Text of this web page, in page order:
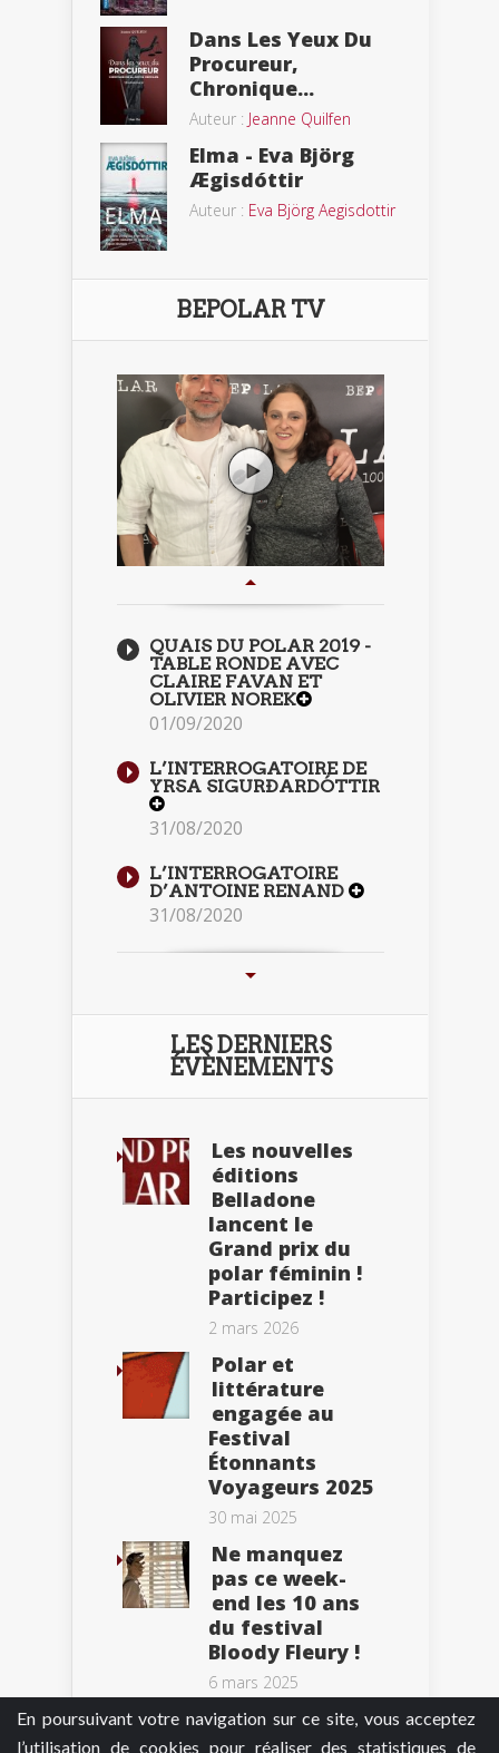
En poursuivant votre navigation sur ce site, vous acceptez
l’utilisation de cookies pour réaliser des statistiques de
Dans Les Yeux Du
Procureur,
Chronique...
Auteur : Jeanne Quilfen
Elma - Eva Björg
Ægisdóttir
Auteur : Eva Björg Aegisdottir
BEPOLAR TV
QUAIS DU POLAR 2019 -
TABLE RONDE AVEC
CLAIRE FAVAN ET
OLIVIER NOREK
01/09/2020
L’INTERROGATOIRE DE
YRSA SIGURÐARDÓTTIR
31/08/2020
L’INTERROGATOIRE
D’ANTOINE RENAND
31/08/2020
LES DERNIERS
ÉVÈNEMENTS
Les nouvelles
éditions
Belladone
lancent le
Grand prix du
polar féminin !
Participez !
2 mars 2026
Polar et
littérature
engagée au
Festival
Étonnants
Voyageurs 2025
30 mai 2025
Ne manquez
pas ce week-
end les 10 ans
du festival
Bloody Fleury !
6 mars 2025